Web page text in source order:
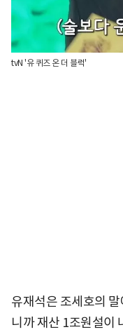
tvN '유 퀴즈 온 더 블럭'
유재석은 조세호의
니까 재산 1조원설이